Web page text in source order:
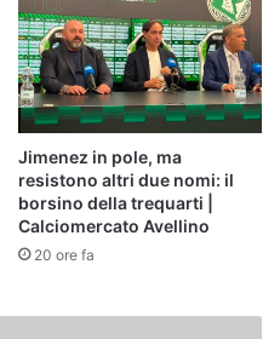
Jimenez in pole, ma
resistono altri due nomi: il
borsino della trequarti |
Calciomercato Avellino
20 ore fa